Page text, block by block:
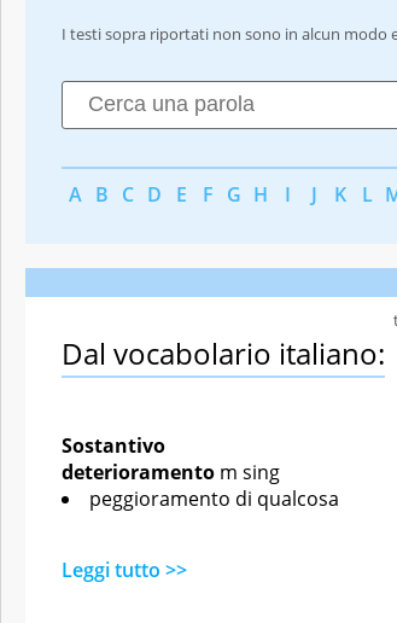
I testi sopra riportati non sono in alcun modo
A B C D E F G H I J K L
Dal vocabolario italiano:
Sostantivo
deterioramento m sing
peggioramento di qualcosa
Leggi tutto >>